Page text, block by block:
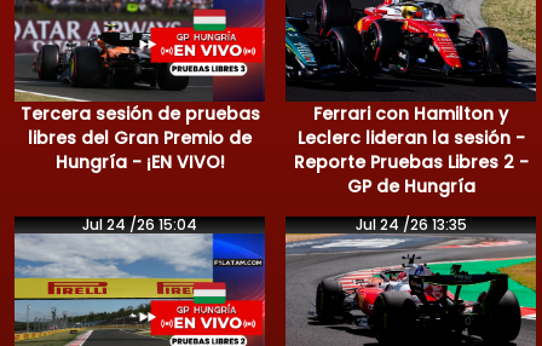
Tercera sesión de pruebas
libres del Gran Premio de
Hungría - ¡EN VIVO!
Ferrari con Hamilton y
Leclerc lideran la sesión -
Reporte Pruebas Libres 2 -
GP de Hungría
Jul 24 /26 15:04 Jul 24 /26 13:35